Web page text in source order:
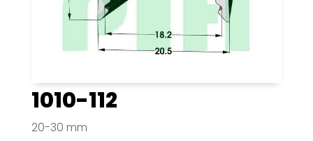
1010-112
20-30 mm